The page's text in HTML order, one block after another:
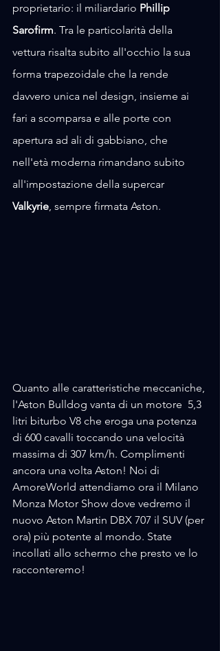
proprietario: il miliardario Phillip
Sarofirm. Tra le particolarità della
vettura risalta subito all'occhio la sua
forma trapezoidale che la rende
davvero unica nel design, insieme ai
fari a scomparsa e alle porte con
apertura ad ali di gabbiano, che
nell'età moderna rimandano subito
all'impostazione della supercar
Valkyrie , sempre firmata Aston.
Quanto alle caratteristiche meccaniche,
l'Aston Bulldog vanta di un motore  5,3
litri biturbo V8 che eroga una potenza
di 600 cavalli toccando una velocità
massima di 307 km/h. Complimenti
ancora una volta Aston! Noi di
AmoreWorld attendiamo ora il Milano
Monza Motor Show dove vedremo il
nuovo Aston Martin DBX 707 il SUV (per
ora) più potente al mondo. State
incollati allo schermo che presto ve lo
racconteremo!